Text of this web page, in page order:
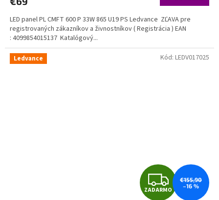
M
O
LED panel PL CMFT 600 P 33W 865 U19 PS Ledvance ZĽAVA pre
registrovaných zákazníkov a živnostníkov ( Registrácia ) EAN
: 4099854015137 Katalógový...
Ledvance
Z
ZADARMO
€155,90
–16 %
Kód: LEDV017025